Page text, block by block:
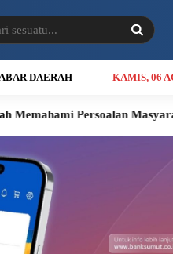
DAERAH KAMIS, 06
Persoalan Masyarakat